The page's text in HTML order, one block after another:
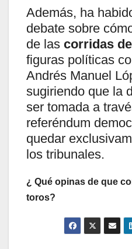
Además, ha
debate sobre
de las corridas
figuras políticas
Andrés Manuel
sugiriendo que la
ser tomada a
referéndum
quedar
los tribunales.
¿ Qué opinas de que
toros?